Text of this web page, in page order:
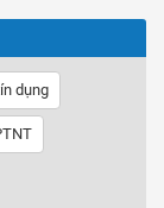
dụng